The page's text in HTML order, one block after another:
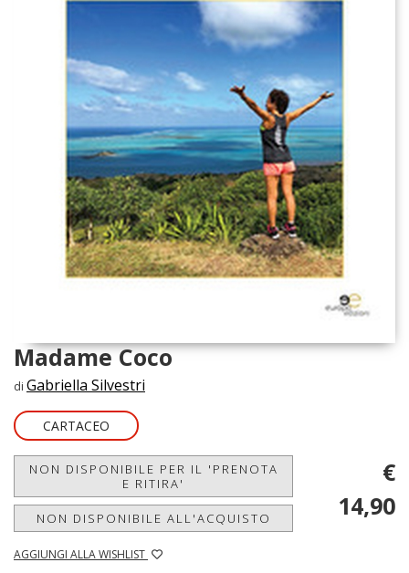
Madame Coco
di Gabriella Silvestri
CARTACEO
NON DISPONIBILE PER IL 'PRENOTA
E RITIRA'
NON DISPONIBILE ALL'ACQUISTO
AGGIUNGI ALLA WISHLIST
€
14,90